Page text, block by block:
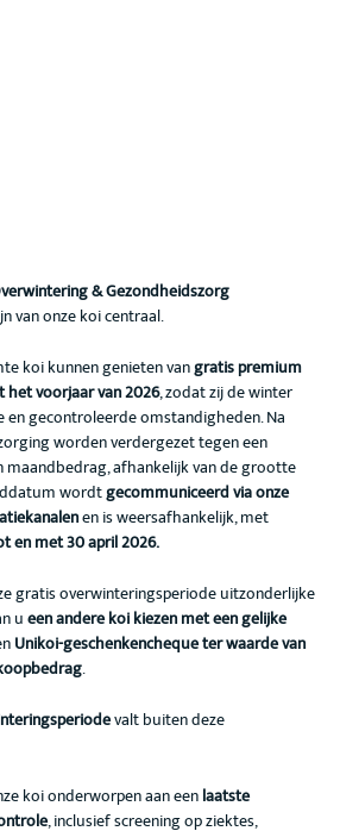
& Gezondheidszorg
van onze koi centraal.
koi kunnen genieten vangratis premium
voorjaar van 2026, zodat zij de winter
gecontroleerde omstandigheden. Na
worden verdergezet tegen een
afhankelijk van de grootte
wordtgecommuniceerd via onze
en is weersafhankelijk, met
en met 30 april 2026.
gratis overwinteringsperiode uitzonderlijke
ueen andere koi kiezen met een gelijke
Unikoi-geschenkencheque ter waarde van
.
valt buiten deze
koi onderworpen aan eenlaatste
, inclusief screening op ziektes,